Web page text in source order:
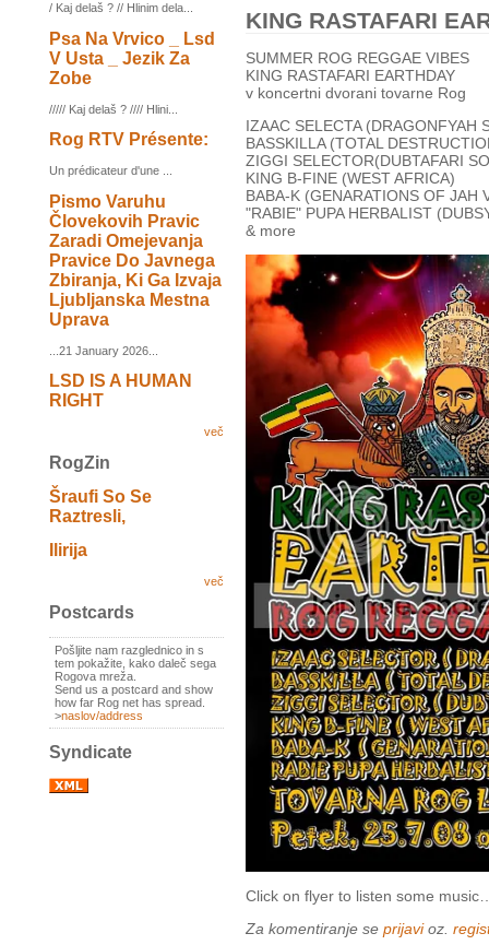
/ Kaj delaš ? // Hlinim dela...
Psa Na Vrvico _ Lsd
V Usta _ Jezik Za
Zobe
///// Kaj delaš ? //// Hlini...
Rog RTV Présente:
Un prédicateur d'une ...
Pismo Varuhu
Človekovih Pravic
Zaradi Omejevanja
Pravice Do Javnega
Zbiranja, Ki Ga Izvaja
Ljubljanska Mestna
Uprava
...21 January 2026...
LSD IS A HUMAN
RIGHT
več
RogZin
Šraufi So Se
Raztresli,
Ilirija
več
Postcards
Pošljite nam razglednico in s
tem pokažite, kako daleč sega
Rogova mreža.
Send us a postcard and show
how far Rog net has spread.
>naslov/address
Syndicate
KING RASTAFARI
SUMMER ROG REGGAE VIBES
KING RASTAFARI EARTHDAY
v koncertni dvorani tovarne Rog
IZAAC SELECTA (DRAGONFYAH
BASSKILLA (TOTAL
ZIGGI SELECTOR(DUBTAFARI
KING B-FINE (WEST AFRICA)
BABA-K (GENARATIONS OF JAH
"RABIE" PUPA HERBALIST
& more
Click on flyer to listen some
Za komentiranje se prijavioz.